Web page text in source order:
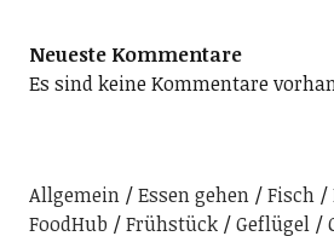
Neueste Kommentare
Es sind keine Kommentare
Allgemein Essen gehen Fisch
FoodHub
Frühstück Geflügel